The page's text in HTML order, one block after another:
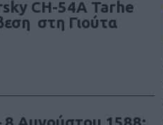
CH-54A Tarhe
στη Γιούτα